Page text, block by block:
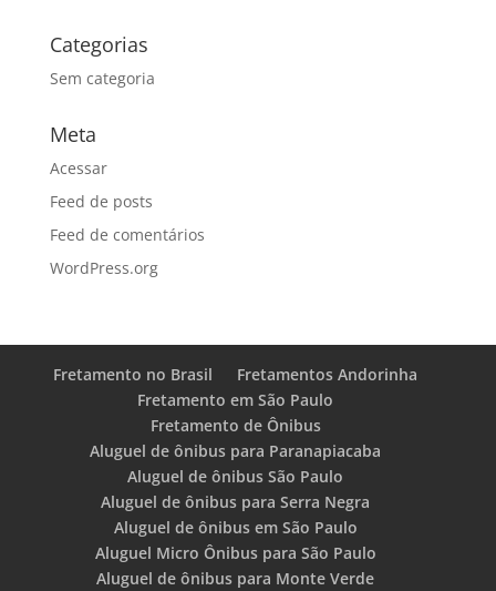
Categorias
Sem categoria
Meta
Acessar
Feed de posts
Feed de comentários
WordPress.org
Fretamento no Brasil
Fretamentos Andorinha
Fretamento em São Paulo
Fretamento de Ônibus
Aluguel de ônibus para Paranapiacaba
Aluguel de ônibus São Paulo
Aluguel de ônibus para Serra Negra
Aluguel de ônibus em São Paulo
Aluguel Micro Ônibus para São Paulo
Aluguel de ônibus para Monte Verde